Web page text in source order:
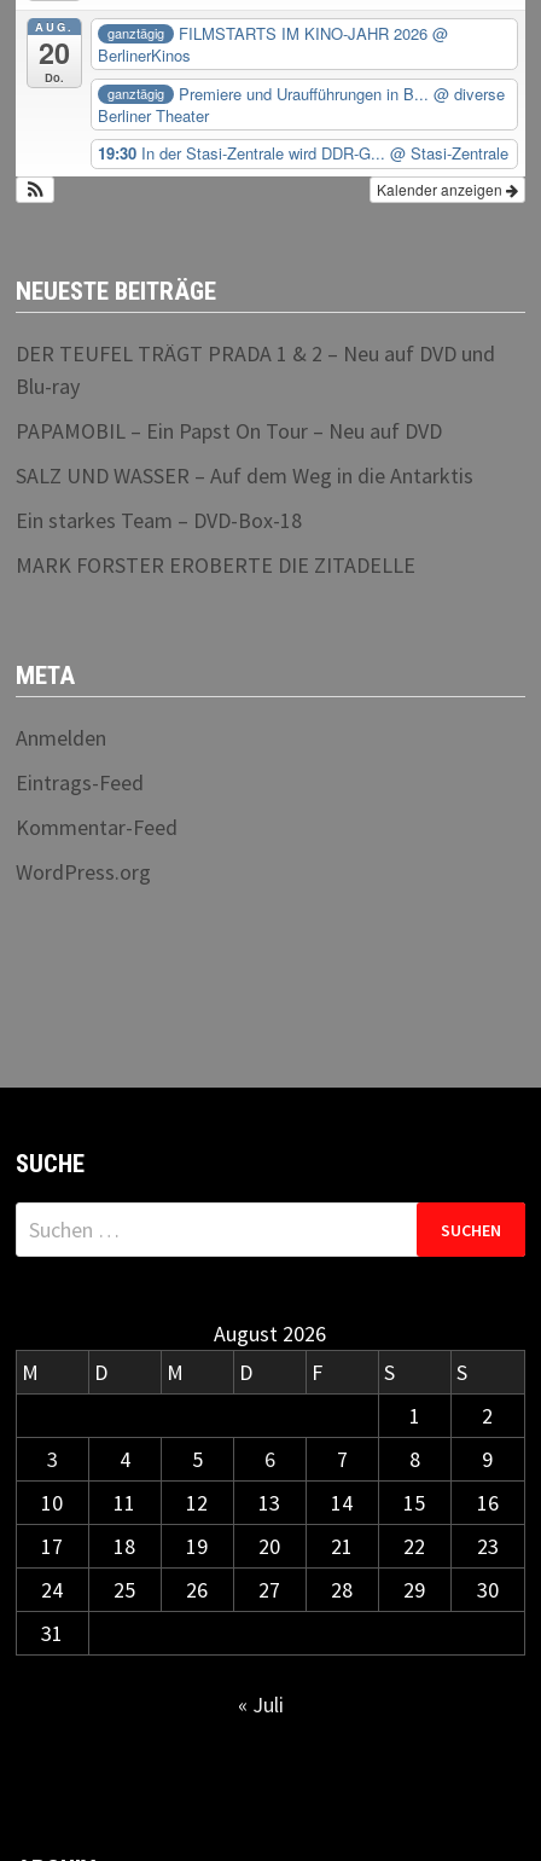
AUG.
20
Do.
ganztägig FILMSTARTS IM KINO-JAHR 2026 @
BerlinerKinos
ganztägig Premiere und Uraufführungen in B... @ diverse
Berliner Theater
19:30 In der Stasi-Zentrale wird DDR-G...@ Stasi-Zentrale
Kalender anzeigen
NEUESTE BEITRÄGE
DER TEUFEL TRÄGT PRADA 1 & 2 – Neu auf DVD und
Blu-ray
PAPAMOBIL – Ein Papst On Tour – Neu auf DVD
SALZ UND WASSER – Auf dem Weg in die Antarktis
Ein starkes Team – DVD-Box-18
MARK FORSTER EROBERTE DIE ZITADELLE
META
Anmelden
Eintrags-Feed
Kommentar-Feed
WordPress.org
SUCHE
Suchen
nach:
August 2026
M
D M D F S
S
1
2
3
4 5 6 7 8
9
10
11 12 13 14 15
16
17
18 19 20 21 22
23
24
25 26 27 28 29
30
31
« Juli